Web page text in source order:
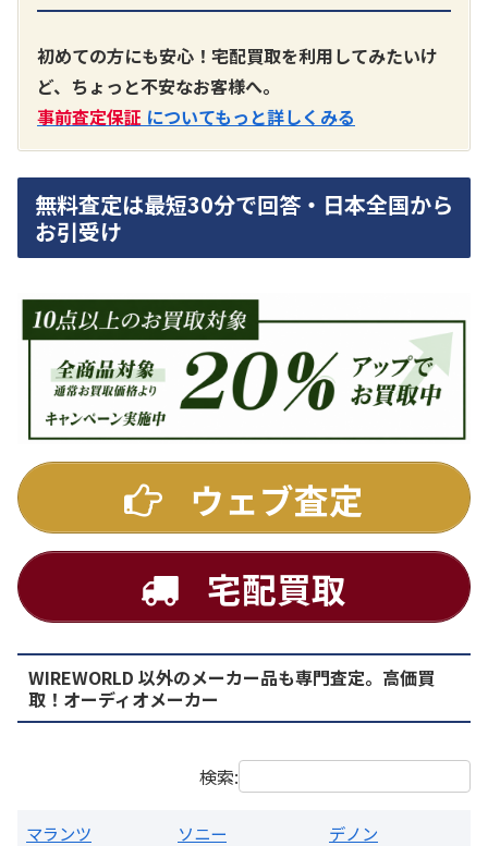
A3300 真空管プリアンプ
買取価格：お問合せください
SONY
DA7000ES アンプ
買取価格：お問合せください
DENON
PMA-1500AE プリメインアンプ
買取価格：お問合せください
初めての方にも安心！宅配買取を利用してみたいけ
ど、ちょっと不安なお客様へ。
事前査定保証 についてもっと詳しくみる
無料査定は最短30分で回答・日本全国から
お引受け
ウェブ査定
宅配買取
WIREWORLD 以外のメーカー品も専門査定。高価買
取！オーディオメーカー
検索:
マランツ ソニー
デノン